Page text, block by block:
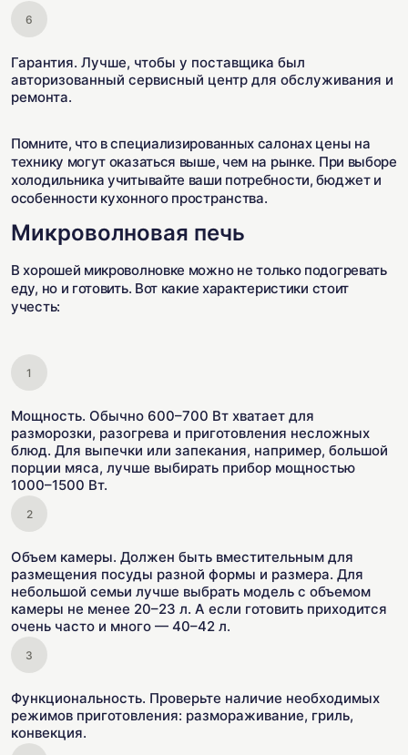
Гарантия. Лучше, чтобы у поставщика был
авторизованный сервисный центр для обслуживания и
ремонта.
Помните, что в специализированных салонах цены на
технику могут оказаться выше, чем на рынке. При выборе
холодильника учитывайте ваши потребности, бюджет и
особенности кухонного пространства.
Микроволновая печь
В хорошей микроволновке можно не только подогревать
еду, но и готовить. Вот какие характеристики стоит
учесть:
Мощность. Обычно 600–700 Вт хватает для
разморозки, разогрева и приготовления несложных
блюд. Для выпечки или запекания, например, большой
порции мяса, лучше выбирать прибор мощностью
1000–1500 Вт.
Объем камеры. Должен быть вместительным для
размещения посуды разной формы и размера. Для
небольшой семьи лучше выбрать модель с объемом
камеры не менее 20–23 л. А если готовить приходится
очень часто и много — 40–42 л.
Функциональность. Проверьте наличие необходимых
режимов приготовления: размораживание, гриль,
конвекция.